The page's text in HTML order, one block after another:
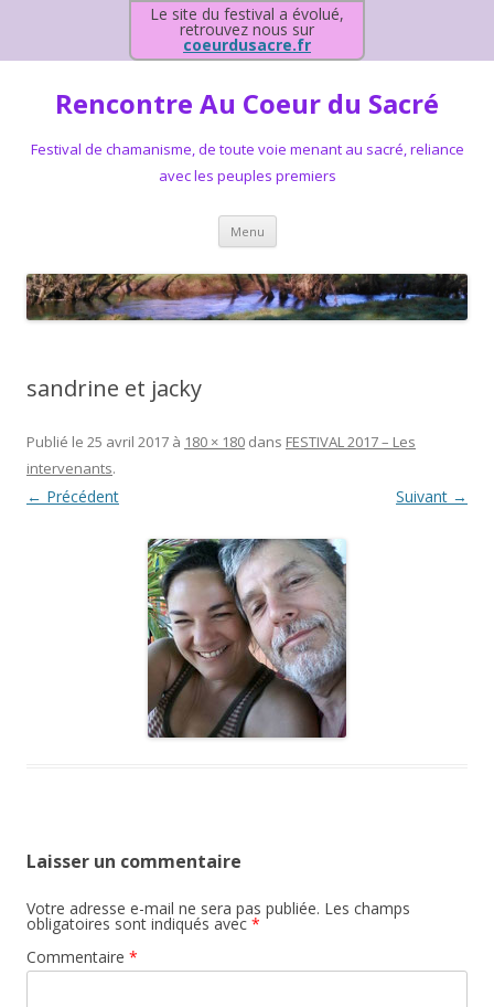
Le site du festival a évolué,
retrouvez nous sur
coeurdusacre.fr
Rencontre Au Coeur du Sacré
Festival de chamanisme, de toute voie menant au sacré, reliance
avec les peuples premiers
Menu Aller au contenu principal
sandrine et jacky
Publié le 25 avril 2017 à 180 × 180 dans FESTIVAL 2017 – Les
intervenants.
← Précédent Suivant →
Laisser un commentaire
Votre adresse e-mail ne sera pas publiée. Les champs
obligatoires sont indiqués avec *
Commentaire *